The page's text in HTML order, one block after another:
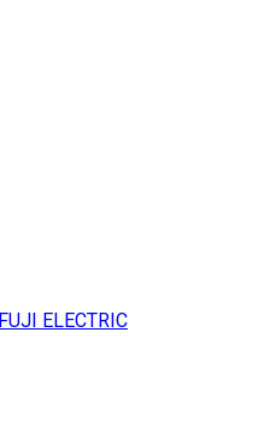
FUJI ELECTRIC